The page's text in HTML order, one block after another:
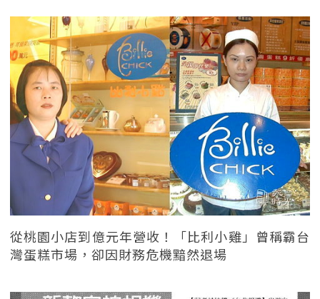
從桃園小店到億元年營收！「比利小雞」曾稱霸台
灣蛋糕市場，卻因財務危機黯然退場